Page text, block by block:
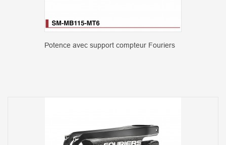
Potence avec support compteur Fouriers